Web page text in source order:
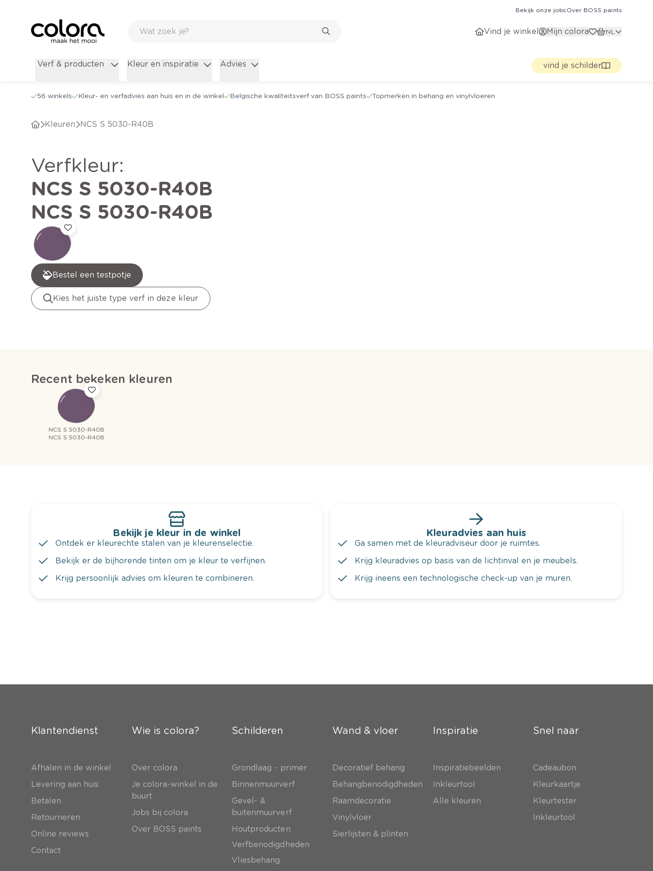
Bekijk onze jobs Over BOSS paints
Vind je winkel Mijn colora NL
Verf & producten Kleur en inspiratie Advies vind je schilder
56 winkels Kleur- en verfadvies aan huis en in de winkel Belgische kwaliteitsverf van BOSS paints Topmerken in behang en vinylvloeren
Kleuren NCS S 5030-R40B
verfkleur:
NCS S 5030-R40B
NCS S 5030-R40B
Bestel een testpotje
Kies het juiste type verf in deze kleur
Recent bekeken kleuren
NCS S 5030-R40B
NCS S 5030-R40B
Bekijk je kleur in de winkel
Ontdek er kleurechte stalen van je kleurenselectie.
Bekijk er de bijhorende tinten om je kleur te verfijnen.
Krijg persoonlijk advies om kleuren te combineren.
Kleuradvies aan huis
Ga samen met de kleuradviseur door je ruimtes.
Krijg kleuradvies op basis van de lichtinval en je meubels.
Krijg ineens een technologische check-up van je muren.
Klantendienst
Afhalen in de winkel
Levering aan huis
Betalen
Retourneren
Online reviews
Contact
Wie is colora?
Over colora
Je colora-winkel in de
buurt
Jobs bij colora
Over BOSS paints
Schilderen
Grondlaag - primer
Binnenmuurverf
Gevel- &
buitenmuurverf
Houtproducten
Verfbenodigdheden
Vliesbehang
Wand & vloer
Decoratief behang
Behangbenodigdheden
Raamdecoratie
Vinylvloer
Sierlijsten & plinten
Inspiratie
Inspiratiebeelden
Inkleurtool
Alle kleuren
Snel naar
Cadeaubon
Kleurkaartje
Kleurtester
Inkleurtool